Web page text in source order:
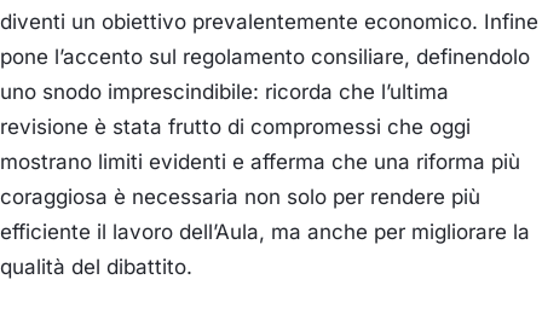
diventi un obiettivo prevalentemente economico. Infine
pone l’accento sul regolamento consiliare, definendolo
uno snodo imprescindibile: ricorda che l’ultima
revisione è stata frutto di compromessi che oggi
mostrano limiti evidenti e afferma che una riforma più
coraggiosa è necessaria non solo per rendere più
efficiente il lavoro dell’Aula, ma anche per migliorare la
qualità del dibattito.